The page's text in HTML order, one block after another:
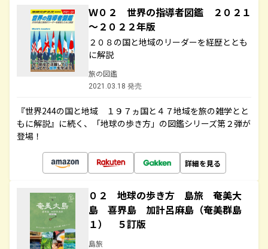
Ｗ０２ 世界の指導者図鑑 ２０２１
～２０２２年版
２０８の国と地域のリーダーを経歴ととも
に解説
旅の図鑑
2021.03.18 発売
『世界244の国と地域 １９７ヵ国と４７地域を旅の雑学とと
もに解説』に続く、「地球の歩き方」の図鑑シリーズ第２弾が
登場！
詳細を見る
０２ 地球の歩き方 島旅 奄美大
島 喜界島 加計呂麻島（奄美群島
１） ５訂版
島旅